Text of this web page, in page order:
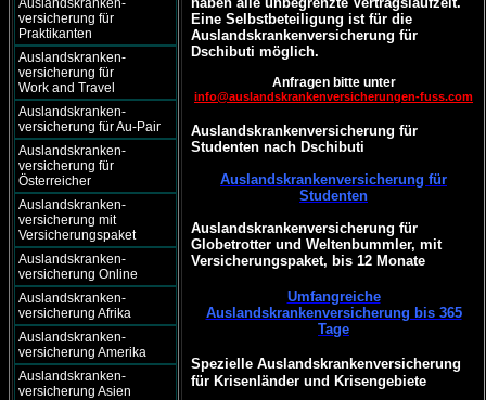
Auslandskranken-
versicherung für
Praktikanten
Auslandskranken-
versicherung für
Work and Travel
Auslandskranken-
versicherung für Au-Pair
Auslandskranken-
versicherung für
Österreicher
Auslandskranken-
versicherung mit
Versicherungspaket
Auslandskranken-
versicherung Online
Auslandskranken-
versicherung Afrika
Auslandskranken-
versicherung Amerika
Auslandskranken-
versicherung Asien
Eine Selbstbeteiligung ist für die
Auslandskrankenversicherung für
Dschibuti möglich.
Anfragen bitte unter
info@auslandskrankenversicherungen-fuss.com
Auslandskrankenversicherung für
Studenten nach Dschibuti
Auslandskrankenversicherung für
Studenten
Auslandskrankenversicherung für
Globetrotter und Weltenbummler, mit
Versicherungspaket, bis 12 Monate
Umfangreiche
Auslandskrankenversicherung bis 365
Tage
Spezielle Auslandskrankenversicherung
für Krisenländer und Krisengebiete